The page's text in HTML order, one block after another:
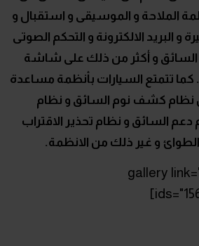
الملاحة و الموسيقى و استقبال و
و البريد الالكترونة و التحكم الصوتى
و أكثر من ذلك على شاشة
بوصة. كما تتمتع السيارات بأنظمة مساعدة
نظام كشف نوم السائق و نظام
السائق و نظام تحذير الاقتراب
و غير ذلك من الانظمة.
[gallery